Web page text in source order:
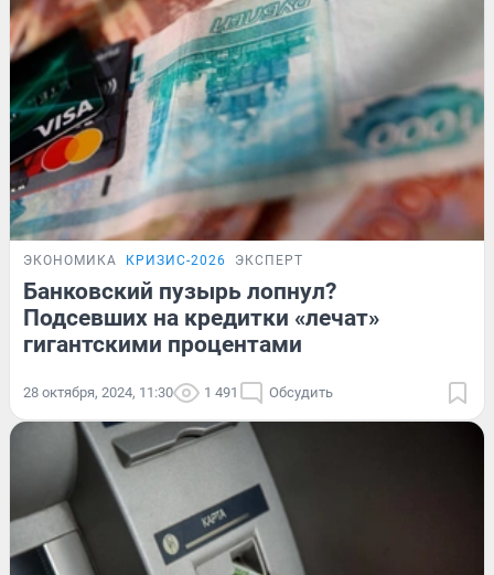
ЭКОНОМИКА КРИЗИС-2026 ЭКСПЕРТ
Банковский пузырь лопнул?
Подсевших на кредитки «лечат»
гигантскими процентами
28 октября, 2024, 11:30 1 491 Обсудить